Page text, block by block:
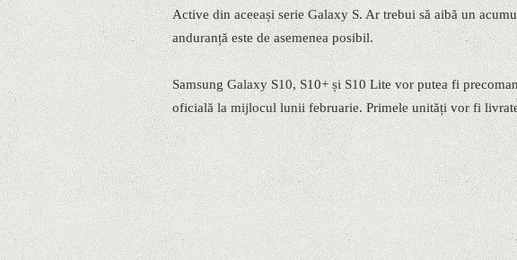
Active din aceeași serie Galaxy S. Ar trebui să aibă un
anduranță este de asemenea posibil.
Samsung Galaxy S10, S10+ și S10 Lite vor putea fi
oficială la mijlocul lunii februarie. Primele unități vor fi